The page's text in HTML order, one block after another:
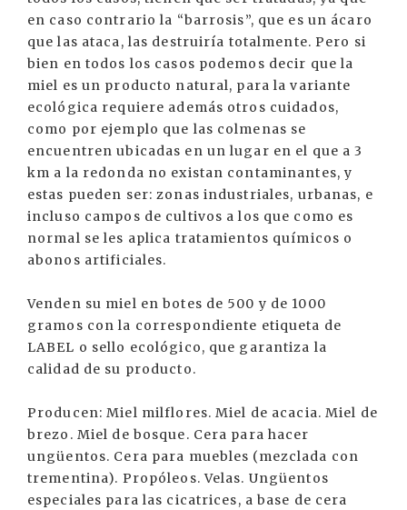
en caso contrario la “barrosis”, que es un ácaro
que las ataca, las destruiría totalmente. Pero si
bien en todos los casos podemos decir que la
miel es un producto natural, para la variante
ecológica requiere además otros cuidados,
como por ejemplo que las colmenas se
encuentren ubicadas en un lugar en el que a 3
km a la redonda no existan contaminantes, y
estas pueden ser: zonas industriales, urbanas, e
incluso campos de cultivos a los que como es
normal se les aplica tratamientos químicos o
abonos artificiales.
Venden su miel en botes de 500 y de 1000
gramos con la correspondiente etiqueta de
LABEL o sello ecológico, que garantiza la
calidad de su producto.
Producen: Miel milflores. Miel de acacia. Miel de
brezo. Miel de bosque. Cera para hacer
ungüentos. Cera para muebles (mezclada con
trementina). Propóleos. Velas. Ungüentos
especiales para las cicatrices, a base de cera